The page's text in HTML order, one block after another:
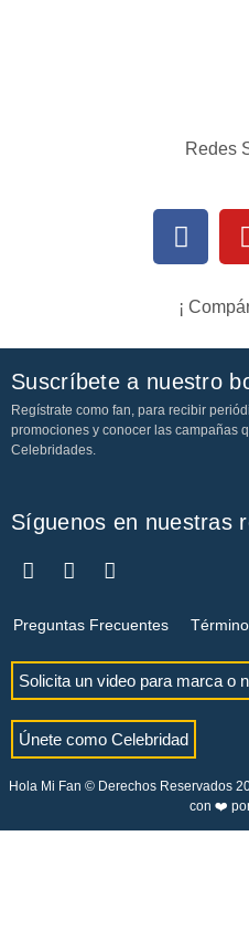
Redes
¡
Suscríbete a nuestro
Regístrate como fan, para recibir
promociones y conocer las campañas
Celebridades.
Síguenos en nuestras
Preguntas Frecuentes
Solicita un video para marca o
Únete como Celebridad
Hola Mi Fan © Derechos Reservados
con ❤️